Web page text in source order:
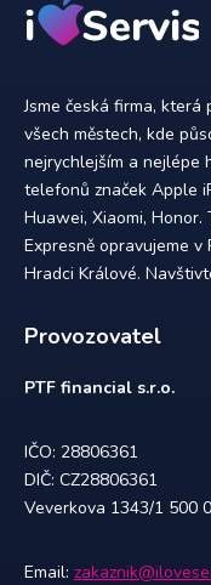
Jsme česká firma,
všech městech, kde
nejrychlejším a nejlépe
telefonů značek Apple
Huawei, Xiaomi, Honor.
Expresně opravujeme v
Hradci Králové.
Provozovatel
PTF financial s.r.o.
IČO: 28806361
DIČ: CZ28806361
Veverkova 1343/1 500
Email: